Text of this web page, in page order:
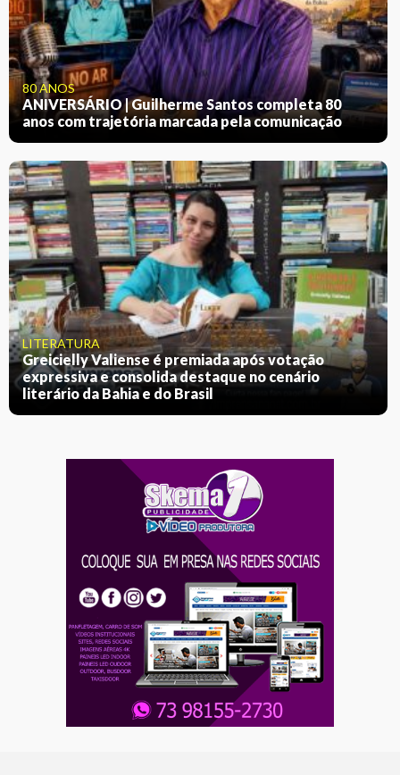
80 ANOS
ANIVERSÁRIO | Guilherme Santos completa 80
anos com trajetória marcada pela comunicação
LITERATURA
Greicielly Valiense é premiada após votação
expressiva e consolida destaque no cenário
literário da Bahia e do Brasil